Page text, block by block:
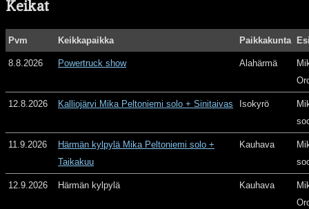
Keikat
Pvm Keikkapaikka Paikkakunta
8.8.2026 Powertruck show Alahärmä
12.8.2026 Kalliojärvi Mika Peltoniemi solo + Sinitaivas Isokyrö
11.9.2026
Härmän kylpylä Mika Peltoniemi solo +
Taikakuu
Kauhava
12.9.2026 Härmän kylpylä Kauhava